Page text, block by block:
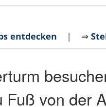
entdecken | ⇒
Fuß von der